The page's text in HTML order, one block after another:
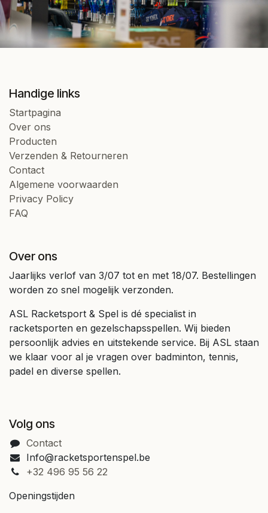
Handige links
Startpagina
Over ons
Producten
Verzenden & Retourneren
Contact
Algemene voorwaarden
Privacy Policy
FAQ
Over ons
Jaarlijks verlof van 3/07 tot en met 18/07. Bestellingen
worden zo snel mogelijk verzonden.
ASL Racketsport & Spel is dé specialist in
racketsporten en gezelschapsspellen. Wij bieden
persoonlijk advies en uitstekende service. Bij ASL staan
we klaar voor al je vragen over badminton, tennis,
padel en diverse spellen.
Volg ons
Contact
Info@racketsportenspel.be
+32 496 95 56 22
Openingstijden